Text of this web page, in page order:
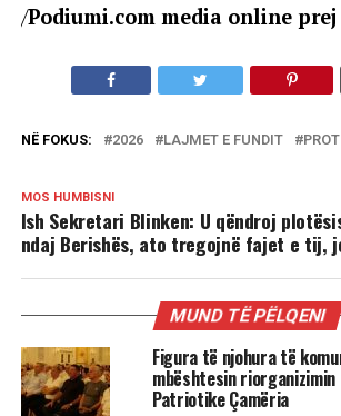
/Podiumi.com media online
NË FOKUS: 2026 LAJMET E FUNDIT
MOS HUMBISNI
Ish Sekretari Blinken: U qëndroj
ndaj Berishës, ato tregojnë fajet e tij,
MUND TË PËLQENI
Figura të njohura të
mbështesin riorganizimin
Patriotike Çamëria